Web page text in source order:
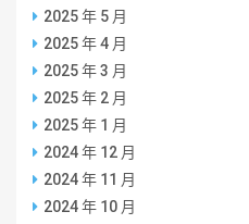
2025 年 5 月
2025 年 4 月
2025 年 3 月
2025 年 2 月
2025 年 1 月
2024 年 12 月
2024 年 11 月
2024 年 10 月